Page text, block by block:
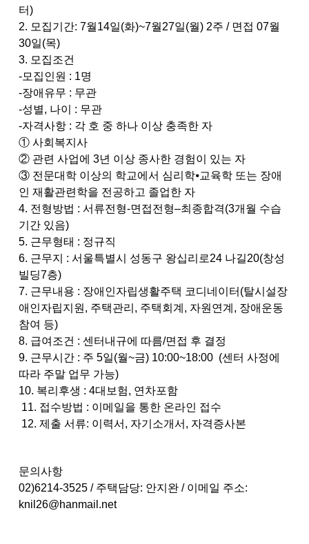
터)
2. 모집기간: 7월14일(화)~7월27일(월) 2주 / 면접 07월
30일(목)
3. 모집조건
-모집인원 : 1명
-장애유무 : 무관
-성별, 나이 : 무관
-자격사항 : 각 호 중 하나 이상 충족한 자
① 사회복지사
② 관련 사업에 3년 이상 종사한 경험이 있는 자
③ 전문대학 이상의 학교에서 심리학⦁교육학 또는 장애
인 재활관련학을 전공하고 졸업한 자
4. 전형방법 : 서류전형-면접전형–최종합격(3개월 수습
기간 있음)
5. 근무형태 : 정규직
6. 근무지 : 서울특별시 성동구 왕십리로24 나길20(창성
빌딩7층)
7. 근무내용 : 장애인자립생활주택 코디네이터 (탈시설장
애인자립지원, 주택관리, 주택회계, 자원연계, 장애운동
참여 등)
8. 급여조건 : 센터내규에 따름/면접 후 결정
9. 근무시간 : 주 5일(월~금) 10:00~18:00 (센터 사정에
따라 주말 업무 가능)
10. 복리후생 : 4대보험, 연차포함
11. 접수방법 : 이메일을 통한 온라인 접수
12. 제출 서류: 이력서 , 자기소개서 , 자격증사본
문의사항
02)6214-3525 / 주택담당: 안지완 / 이메일 주소:
knil26@hanmail.net